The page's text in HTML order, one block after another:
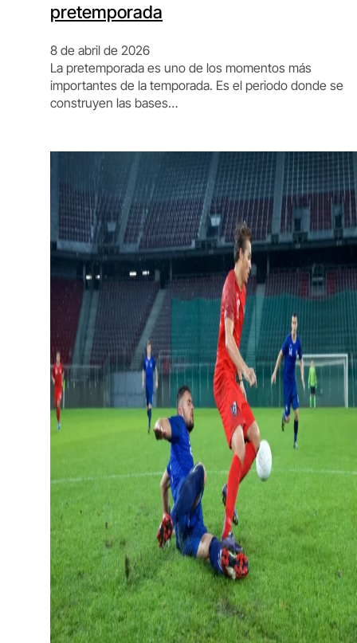
pretemporada
8 de abril de 2026
La pretemporada es uno de los momentos más
importantes de la temporada. Es el periodo donde se
construyen las bases…